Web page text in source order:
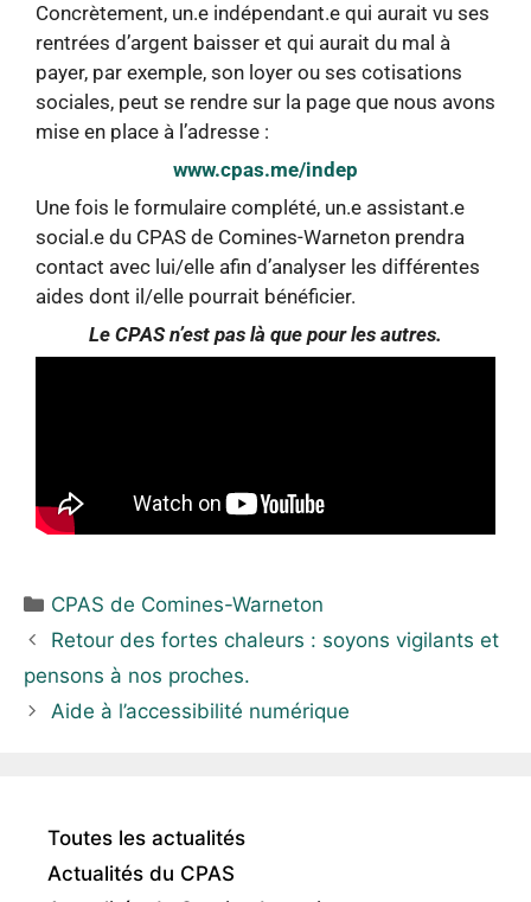
Concrètement, un.e indépendant.e qui aurait vu ses
rentrées d’argent baisser et qui aurait du mal à
payer, par exemple, son loyer ou ses cotisations
sociales, peut se rendre sur la page que nous avons
mise en place à l’adresse :
www.cpas.me/indep
Une fois le formulaire complété, un.e assistant.e
social.e du CPAS de Comines-Warneton prendra
contact avec lui/elle afin d’analyser les différentes
aides dont il/elle pourrait bénéficier.
Le CPAS n’est pas là que pour les autres.
CPAS de Comines-Warneton
Retour des fortes chaleurs : soyons vigilants et
pensons à nos proches.
Aide à l’accessibilité numérique
Toutes les actualités
Actualités du CPAS